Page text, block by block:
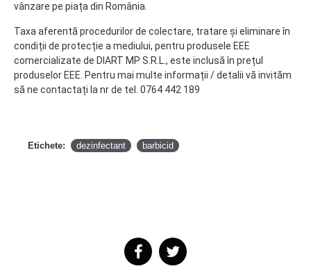
vânzare pe piața din România.
Taxa aferentă procedurilor de colectare, tratare și eliminare în
condiții de protecție a mediului, pentru produsele EEE
comercializate de DIART MP S.R.L., este inclusă în prețul
produselor EEE. Pentru mai multe informații / detalii vă invităm
să ne contactați la nr de tel. 0764 442 189
Etichete: dezinfectant barbicid